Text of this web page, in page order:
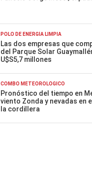
POLO DE ENERGÍA LIMPIA
Las dos empresas que
del Parque Solar
U$S5,7 millones
COMBO METEOROLÓGICO
Pronóstico del tiempo en
viento Zonda y nevadas en
la cordillera